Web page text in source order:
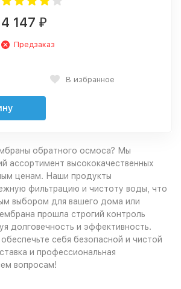
4 147 ₽
Предзаказ
В избранное
обратного осмоса? Мы
ассортимент высококачественных
ценам. Наши продукты
фильтрацию и чистоту воды, что
выбором для вашего дома или
прошла строгий контроль
долговечность и эффективность.
себя безопасной и чистой
и профессиональная
вопросам!